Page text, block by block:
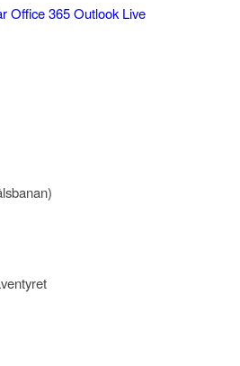
Office 365Outlook Live